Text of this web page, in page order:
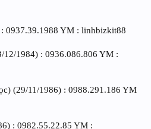
0937.39.1988 YM : linhbizkit88
12/1984) : 0936.086.806 YM :
(29/11/1986) : 0988.291.186 YM
: 0982.55.22.85 YM :